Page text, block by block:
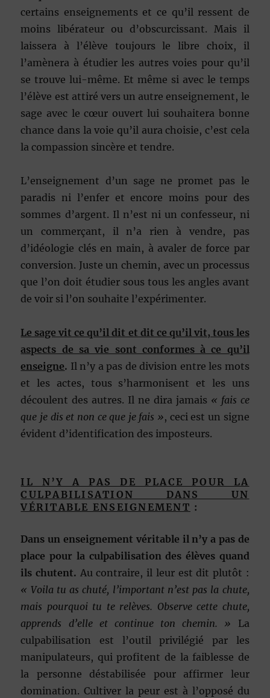
certains enseignements et ce qu’il ressent de
moins libérateur ou d’obscurcissant. Mais il
laissera à l’élève toujours le libre choix, il
l’amènera à étudier les autres voies pour qu’il
se trouve lui-même. Et même si avec le temps
l’élève est attiré vers un autre enseignement, le
sage avec le cœur ouvert lui souhaitera bonne
chance dans la voie qu’il aura choisie, c’est cela
la compassion sincère et tendre.
L’enseignement d’un sage ne promet pas le
paradis ni l’enfer et encore moins pour des
sommes d’argent. Il n’est ni un confesseur, ni
un commerçant, il n’a rien à vendre, pas
d’idéologie clés en main, à avaler de force par
conversion. Juste un chemin, avec un processus
que l’on doit étudier sous tous les angles avant
de voir si l’on souhaite l’expérimenter.
Le sage vit ce qu’il dit et dit ce qu’il vit, tous les
aspects de sa vie sont conformes à ce qu’il
enseigne. Il n’y a pas de division entre les mots
et les actes, tous s’harmonisent et les uns
découlent des autres. Il ne dira jamais « fais ce
que je dis et non ce que je fais », ceci est un signe
évident d’identification des imposteurs.
IL N’Y A PAS DE PLACE POUR LA
CULPABILISATION DANS UN
VÉRITABLE ENSEIGNEMENT :
Dans un enseignement véritable il n’y a pas de
place pour la culpabilisation des élèves quand
ils chutent. Au contraire, il leur est dit plutôt :
« Voila tu as chuté, l’important n’est pas la chute,
mais pourquoi tu te relèves. Observe cette chute,
apprends d’elle et continue ton chemin. » La
culpabilisation est l’outil privilégié par les
manipulateurs, qui profitent de la faiblesse de
la personne déstabilisée pour affirmer leur
domination. Cultiver la peur est à l’opposé du